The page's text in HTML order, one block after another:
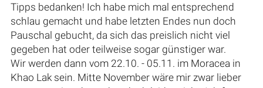
Tipps bedanken! Ich habe mich mal entsprechend
schlau gemacht und habe letzten Endes nun doch
Pauschal gebucht, da sich das preislich nicht viel
gegeben hat oder teilweise sogar günstiger war.
Wir werden dann vom 22.10. - 05.11. im Moracea in
Khao Lak sein. Mitte November wäre mir zwar lieber